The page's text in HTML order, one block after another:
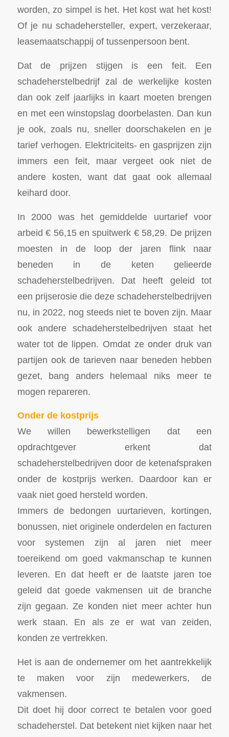
worden, zo simpel is het. Het kost wat het kost!
Of je nu schadehersteller, expert, verzekeraar,
leasemaatschappij of tussenpersoon bent.
Dat de prijzen stijgen is een feit. Een
schadeherstelbedrijf zal de werkelijke kosten
dan ook zelf jaarlijks in kaart moeten brengen
en met een winstopslag doorbelasten. Dan kun
je ook, zoals nu, sneller doorschakelen en je
tarief verhogen. Elektriciteits- en gasprijzen zijn
immers een feit, maar vergeet ook niet de
andere kosten, want dat gaat ook allemaal
keihard door.
In 2000 was het gemiddelde uurtarief voor
arbeid € 56,15 en spuitwerk € 58,29. De prijzen
moesten in de loop der jaren flink naar
beneden in de keten gelieerde
schadeherstelbedrijven. Dat heeft geleid tot
een prijserosie die deze schadeherstelbedrijven
nu, in 2022, nog steeds niet te boven zijn. Maar
ook andere schadeherstelbedrijven staat het
water tot de lippen. Omdat ze onder druk van
partijen ook de tarieven naar beneden hebben
gezet, bang anders helemaal niks meer te
mogen repareren.
Onder de kostprijs
We willen bewerkstelligen dat een
opdrachtgever erkent dat
schadeherstelbedrijven door de ketenafspraken
onder de kostprijs werken. Daardoor kan er
vaak niet goed hersteld worden.
Immers de bedongen uurtarieven, kortingen,
bonussen, niet originele onderdelen en facturen
voor systemen zijn al jaren niet meer
toereikend om goed vakmanschap te kunnen
leveren. En dat heeft er de laatste jaren toe
geleid dat goede vakmensen uit de branche
zijn gegaan. Ze konden niet meer achter hun
werk staan. En als ze er wat van zeiden,
konden ze vertrekken.
Het is aan de ondernemer om het aantrekkelijk
te maken voor zijn medewerkers, de
vakmensen.
Dit doet hij door correct te betalen voor goed
schadeherstel. Dat betekent niet kijken naar het